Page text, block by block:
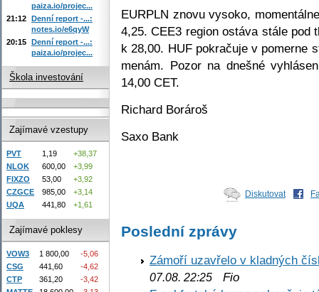
EURPLN znovu vysoko,
4,25. CEE3 region ostáva stále pod
k 28,00. HUF pokračuje v pomerne
menám. Pozor na dnešné
14,00 CET.
Richard Borároš
Saxo Bank
Diskutovat
Poslední zprávy
Zámoří uzavřelo v kladných
07.08. 22:25 Fio
paiza.io/projec...
21:12 Denní report -...:
notes.io/e6qyW
20:15 Denní report -...:
paiza.io/projec...
Škola investování
Zajímavé vzestupy
PVT 1,19
+38,37
NLOK
600,00
+3,99
FIXZO
53,00
+3,92
CZGCE
985,00
+3,14
UQA
441,80 +1,61
Zajímavé poklesy
VOW3 1 800,00
-5,06
CSG
441,60
-4,62
CTP
361,20
-3,42